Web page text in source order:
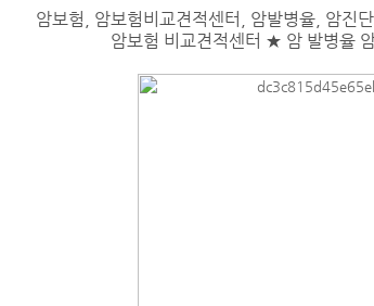
암보험, 암보험비교견적센터, 암발병율, 암진
암보험 비교견적센터 ★ 암 발병율